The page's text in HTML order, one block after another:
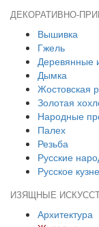
ДЕКОРАТИВНО-
Вышивка
Гжель
Деревянные
Дымка
Жостовская
Золотая
Народные
Палех
Резьба
Русские
Русское
ИЗЯЩНЫЕ
Архитектура